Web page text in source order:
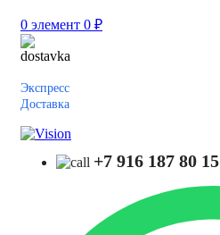
0 элемент 0 ₽
Экспресс
Доставка
+7 916 187 80 15